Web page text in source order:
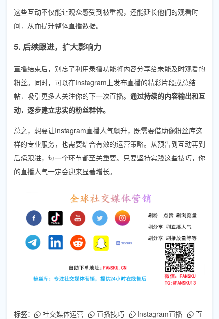
这些互动不仅能让观众感受到被重视，还能延长他们的观看时
间，从而提升整体直播数据。
5. 后续跟进，扩大影响力
直播结束后，别忘了利用录播功能将内容分享给未能及时观看的
粉丝。同时，可以在Instagram上发布直播的精彩片段或总结
帖，吸引更多人关注你的下一次直播。 通过持续的内容输出和互
动，逐步建立忠实的粉丝群体。
总之，想要让Instagram直播人气飙升，既需要借助像粉丝库这
样的专业服务，也需要结合有效的运营策略。从预告到互动再到
后续跟进，每一个环节都至关重要。只要坚持实践这些技巧，你
的直播人气一定会迎来显著增长。
标签： 社交媒体运营 直播技巧 Instagram直播
直